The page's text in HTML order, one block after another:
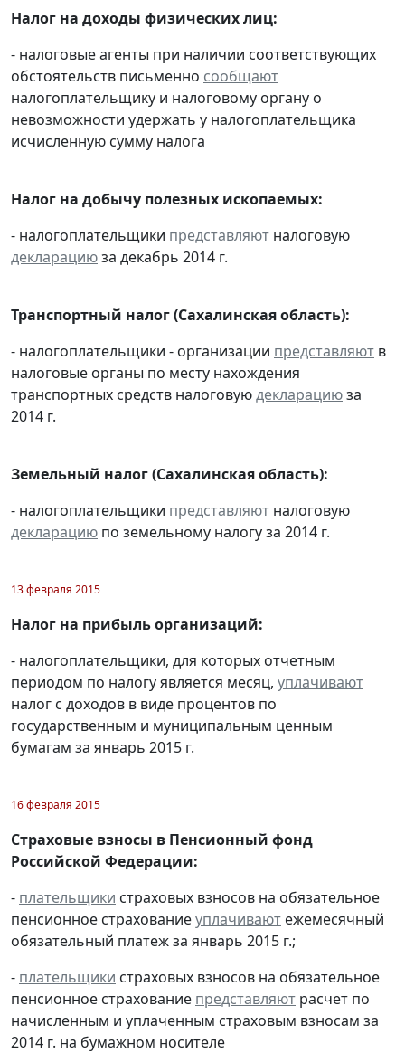
Налог на доходы физических лиц:
- налоговые агенты при наличии соответствующих
обстоятельств письменно сообщают
налогоплательщику и налоговому органу о
невозможности удержать у налогоплательщика
исчисленную сумму налога
Налог на добычу полезных ископаемых:
- налогоплательщики представляют налоговую
декларациюза декабрь 2014 г.
Транспортный налог (Сахалинская область):
- налогоплательщики - организации представляют в
налоговые органы по месту нахождения
транспортных средств налоговуюдекларациюза
2014 г.
Земельный налог (Сахалинская область):
- налогоплательщики представляют налоговую
декларацию по земельному налогу за 2014 г.
13 февраля 2015
Налог на прибыль организаций:
- налогоплательщики, для которых отчетным
периодом по налогу является месяц, уплачивают
налог с доходов в виде процентов по
государственным и муниципальным ценным
бумагам за январь 2015 г.
16 февраля 2015
Страховые взносы в Пенсионный фонд
Российской Федерации:
- плательщики страховых взносов на обязательное
пенсионное страхованиеуплачивают ежемесячный
обязательный платеж за январь 2015 г.;
- плательщики страховых взносов на обязательное
пенсионное страхование представляют расчет по
начисленным и уплаченным страховым взносам за
2014 г. на бумажном носителе